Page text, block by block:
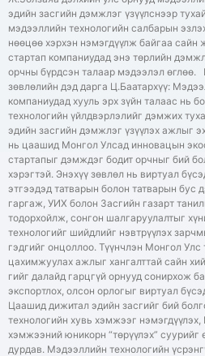
эдийн засгийн дэмжлэг үзүүлснээр
мэдээллийн технологийн салбарын
нөөцөө хэрхэн нэмэгдүүлж байгаа
стартап компаниудад энэ төрлийн
орчны бүрдсэн талаар мэдээлэл
зөвлөлийн дэд дарга Ц.Баатархүү:
компаниудад хууль эрх зүйн талаас нь
технологийн үйлдвэрлэлийг дэмжих
эдийн засгийн дэмжлэг үзүүлэх ажлыг
нь цаашид Монгол Улсад инновацын
стартапыг дэмждэг бодит орчныг бий
хэрэгтэй. Энэхүү зөвлөл нь виртуал
этгээдэд татварын болон татварын бус
гаргаж, УИХ болон Засгийн газарт
тодорхойлж, сонгон шалгаруулалтыг
технологийг шийдлийг нэвтрүүлэх
гэдгийг онцоллоо. Түүнчлэн Монгол Улс
цахимжуулах ажлыг хангалттай сайн
гийг далайд гарцгүй орнууд сонирхож
экспортлох, олсон орлогыг виртуал
Цаашид дижитал эдийн засгийг бий
технологийн хувь хэмжээг
хэмжээний юникорн “төрүүлэх” суурийг
дурдав. Мэдээллийн технологийн